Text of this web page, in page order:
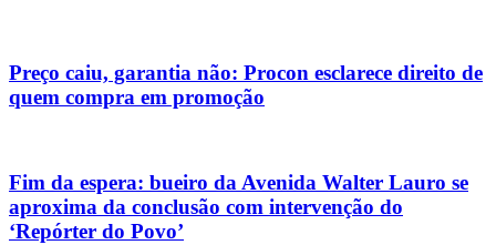
Preço caiu, garantia não: Procon esclarece direito de
quem compra em promoção
Fim da espera: bueiro da Avenida Walter Lauro se
aproxima da conclusão com intervenção do
‘Repórter do Povo’